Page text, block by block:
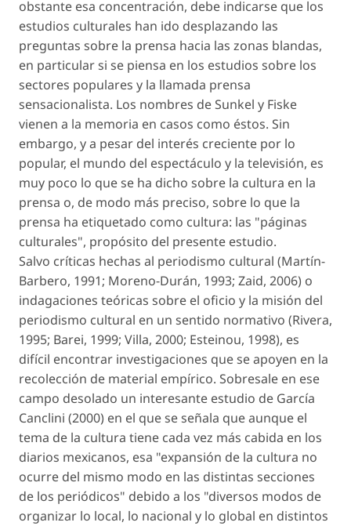
obstante esa concentración, debe indicarse que los
estudios culturales han ido desplazando las
preguntas sobre la prensa hacia las zonas blandas,
en particular si se piensa en los estudios sobre los
sectores populares y la llamada prensa
sensacionalista. Los nombres de Sunkel y Fiske
vienen a la memoria en casos como éstos. Sin
embargo, y a pesar del interés creciente por lo
popular, el mundo del espectáculo y la televisión, es
muy poco lo que se ha dicho sobre la cultura en la
prensa o, de modo más preciso, sobre lo que la
prensa ha etiquetado como cultura: las "páginas
culturales", propósito del presente estudio.
Salvo críticas hechas al periodismo cultural (Martín-
Barbero, 1991; Moreno-Durán, 1993; Zaid, 2006) o
indagaciones teóricas sobre el oficio y la misión del
periodismo cultural en un sentido normativo (Rivera,
1995; Barei, 1999; Villa, 2000; Esteinou, 1998), es
difícil encontrar investigaciones que se apoyen en la
recolección de material empírico. Sobresale en ese
campo desolado un interesante estudio de García
Canclini (2000) en el que se señala que aunque el
tema de la cultura tiene cada vez más cabida en los
diarios mexicanos, esa "expansión de la cultura no
ocurre del mismo modo en las distintas secciones
de los periódicos" debido a los "diversos modos de
organizar lo local, lo nacional y lo global en distintos